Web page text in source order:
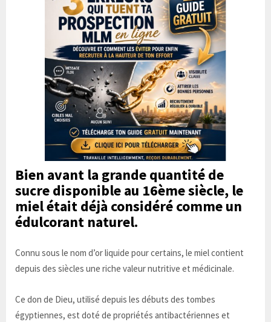
Bien avant la grande quantité de
sucre disponible au 16ème siècle, le
miel était déjà considéré comme un
édulcorant naturel.
Connu sous le nom d’or liquide pour certains, le miel contient
depuis des siècles une riche valeur nutritive et médicinale.
Ce don de Dieu, utilisé depuis les débuts des tombes
égyptiennes, est doté de propriétés antibactériennes et